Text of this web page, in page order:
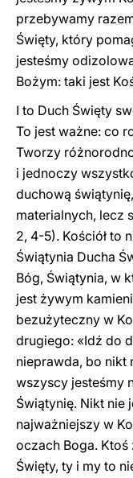
przebywamy
Święty, który
jesteśmy
Bożym: taki jest
I to Duch Święty
To jest ważne: co
Tworzy
i jednoczy
duchową
materialnych, lecz
2, 4-5). Kościół to
Świątynia Ducha
Bóg, Świątynia, w
jest żywym
bezużyteczny w
drugiego: «Idź do
nieprawda, bo nikt
wszyscy jesteśmy
Świątynię. Nikt nie
najważniejszy w
oczach Boga. Ktoś
Święty, ty i my to